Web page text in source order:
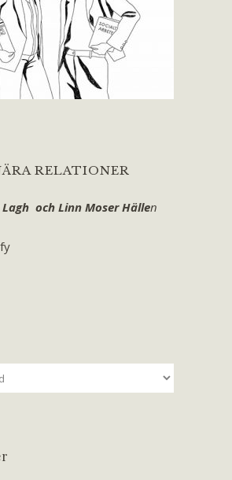
RELATIONER
Lagh och Linn Moser Hällen